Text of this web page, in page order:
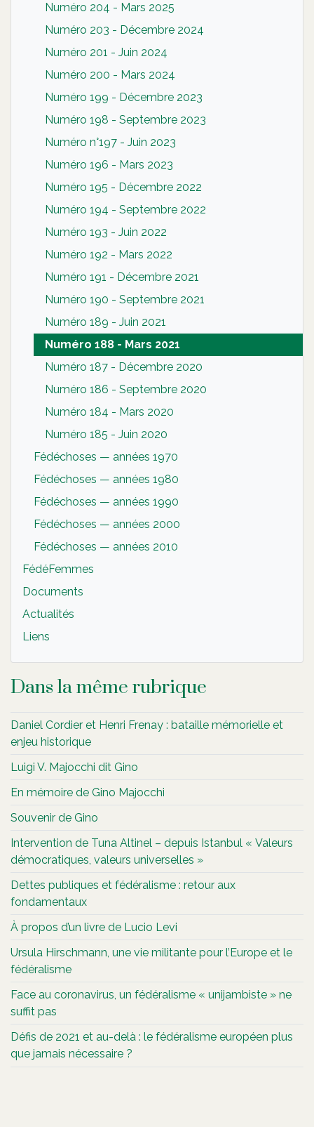
Numéro 204 - Mars 2025
Numéro 203 - Décembre 2024
Numéro 201 - Juin 2024
Numéro 200 - Mars 2024
Numéro 199 - Décembre 2023
Numéro 198 - Septembre 2023
Numéro n°197 - Juin 2023
Numéro 196 - Mars 2023
Numéro 195 - Décembre 2022
Numéro 194 - Septembre 2022
Numéro 193 - Juin 2022
Numéro 192 - Mars 2022
Numéro 191 - Décembre 2021
Numéro 190 - Septembre 2021
Numéro 189 - Juin 2021
Numéro 188 - Mars 2021
Numéro 187 - Décembre 2020
Numéro 186 - Septembre 2020
Numéro 184 - Mars 2020
Numéro 185 - Juin 2020
Fédéchoses — années 1970
Fédéchoses — années 1980
Fédéchoses — années 1990
Fédéchoses — années 2000
Fédéchoses — années 2010
FédéFemmes
Documents
Actualités
Liens
Dans la même rubrique
Daniel Cordier et Henri Frenay : bataille mémorielle et
enjeu historique
Luigi V. Majocchi dit Gino
En mémoire de Gino Majocchi
Souvenir de Gino
Intervention de Tuna Altinel – depuis Istanbul « Valeurs
démocratiques, valeurs universelles »
Dettes publiques et fédéralisme : retour aux
fondamentaux
À propos d’un livre de Lucio Levi
Ursula Hirschmann, une vie militante pour l’Europe et le
fédéralisme
Face au coronavirus, un fédéralisme « unijambiste » ne
suffit pas
Défis de 2021 et au-delà : le fédéralisme européen plus
que jamais nécessaire ?